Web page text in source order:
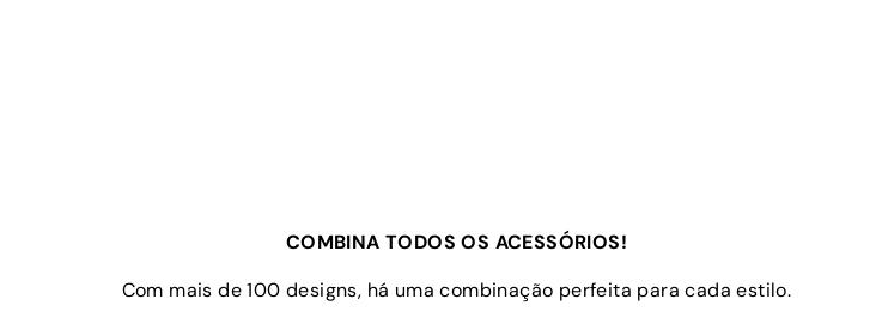
COMBINA TODOS OS ACESSÓRIOS!
Com mais de 100 designs, há uma combinação perfeita para cada estilo.